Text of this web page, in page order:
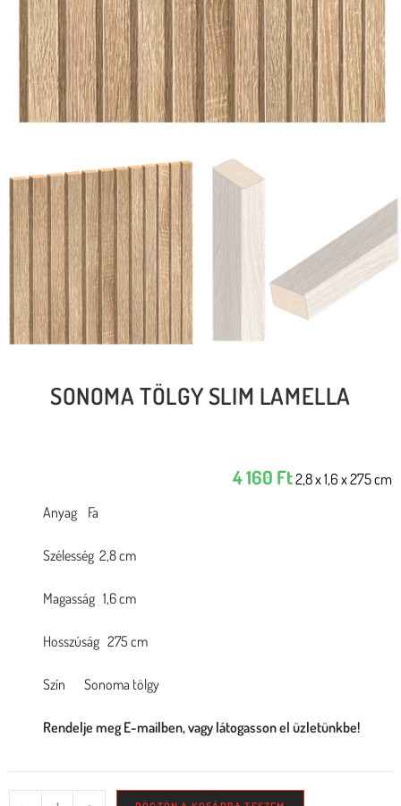
SONOMA TÖLGY SLIM LAMELLA
4 160 Ft2,8 x 1,6 x 275 cm
Anyag Fa
Szélesség 2,8 cm
Magasság 1,6 cm
Hosszúság 275 cm
Szín Sonoma tölgy
Rendelje meg E-mailben, vagy látogasson el üzletünkbe!